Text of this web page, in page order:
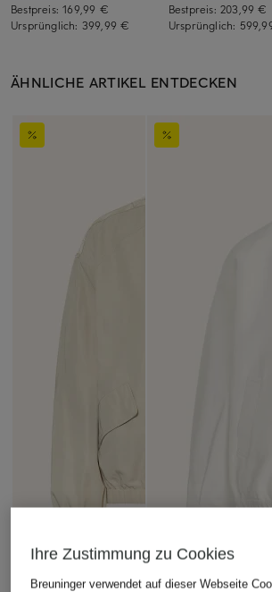
Bestpreis:169,99 €
Ursprünglich: 399,99 €
Bestpreis: 203,99 €
Ursprünglich:
ÄHNLICHE ARTIKEL ENTDECKEN
Ihre Zustimmung zu Cookies
Breuninger verwendet auf dieser Webseite